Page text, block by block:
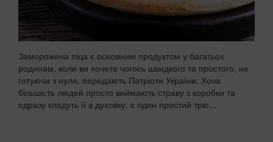
Заморожена піца є основним продуктом у багатьох
родинам, коли ви хочете чогось швидкого та простого, не
готуючи з нуля, передають Патріоти України. Хоча
більшість людей просто виймають страву з коробки та
одразу кладуть її в духовку, є один простий трю...